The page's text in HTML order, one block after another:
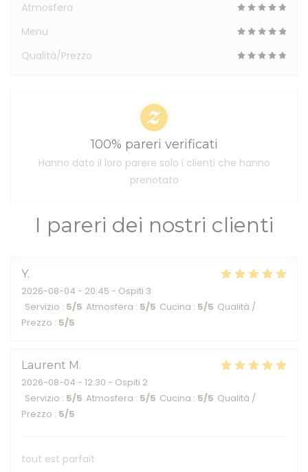
I pareri dei nostri clienti
Y
2026-08-04 - 20:45 - Ospiti 3
Servizio : 5/5 Atmosfera : 5/5 Cucina : 5/5 Qualità /
Prezzo : 5/5
Laurent M
2026-08-04 - 12:30 - Ospiti 2
Servizio : 5/5 Atmosfera : 5/5 Cucina : 5/5 Qualità /
Prezzo : 5/5
tout est parfait
Atmosfera
Menu
Qualità/Prezzo
100% pareri verificati
Hanno dato il loro parere solo i clienti che hanno
prenotato